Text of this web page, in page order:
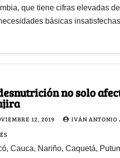
que tiene cifras elevadas
básicas insatisfechas
no solo
12, 2019
IVÁN ANTONIO
Cauca, Nariño, Caquetá,